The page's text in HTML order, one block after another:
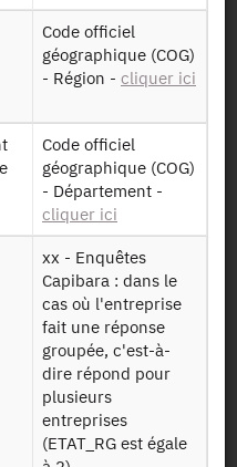
Statistique
Télécharger
des
par
Code officiel
géographique (COG)
- Région - cliquer ici
Code officiel
géographique (COG)
- Département -
cliquer ici
xx - Enquêtes
Capibara : dans le
cas où l'entreprise
fait une réponse
groupée, c'est-à-
dire répond pour
plusieurs
entreprises
(ETAT_RG est égale